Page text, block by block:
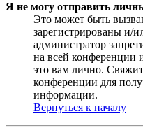
Я не могу отправить
Это может быть
зарегистрированы и/
администратор
на всей конференции
это вам лично.
конференции для
информации.
Вернуться к началу